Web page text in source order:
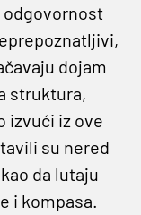
odgovornost
dojam
struktura,
izvući iz ove
su nered
da lutaju
i kompasa.